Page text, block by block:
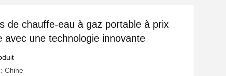
de chauffe-eau à gaz portable à prix
avec une technologie innovante
Chine